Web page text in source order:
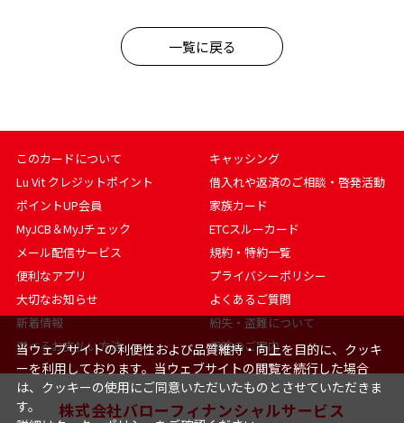
一覧に戻る
このカードについて
Lu Vit クレジットポイント
ポイントUP会員
MyJCB＆MyJチェック
メール配信サービス
便利なアプリ
大切なお知らせ
新着情報
選べるお支払い方法
キャッシング
借入れや返済のご相談・啓発活動
家族カード
ETCスルーカード
規約・特約一覧
プライバシーポリシー
よくあるご質問
紛失・盗難について
保険のご案内
株式会社バローフィナンシャルサービス
当ウェブサイトの利便性および品質維持・向上を目的に、クッキ
ーを利用しております。当ウェブサイトの閲覧を続行した場合
は、クッキーの使用にご同意いただいたものとさせていただきま
す。